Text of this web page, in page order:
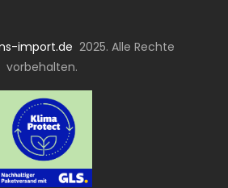
import.de 2025. Alle Rechte
vorbehalten.